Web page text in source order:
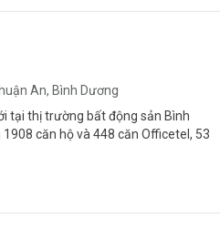
An, Bình Dương
tại thị trường bất động sản Bình
căn hộ và 448 căn Officetel, 53